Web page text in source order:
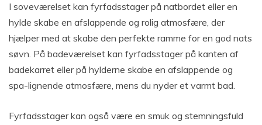
I soveværelset kan fyrfadsstager på natbordet eller en
hylde skabe en afslappende og rolig atmosfære, der
hjælper med at skabe den perfekte ramme for en god nats
søvn. På badeværelset kan fyrfadsstager på kanten af
badekarret eller på hylderne skabe en afslappende og
spa-lignende atmosfære, mens du nyder et varmt bad.
Fyrfadsstager kan også være en smuk og stemningsfuld